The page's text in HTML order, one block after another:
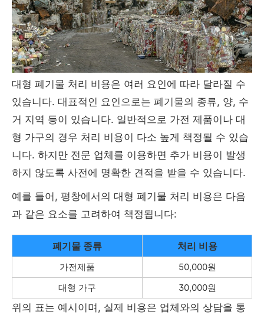
대형 폐기물 처리 비용은 여러 요인에 따라 달라질 수
있습니다. 대표적인 요인으로는 폐기물의 종류, 양, 수
거 지역 등이 있습니다. 일반적으로 가전 제품이나 대
형 가구의 경우 처리 비용이 다소 높게 책정될 수 있습
니다. 하지만 전문 업체를 이용하면 추가 비용이 발생
하지 않도록 사전에 명확한 견적을 받을 수 있습니다.
예를 들어, 평창에서의 대형 폐기물 처리 비용은 다음
과 같은 요소를 고려하여 책정됩니다:
폐기물 종류 처리 비용
가전제품
50,000원
대형 가구
30,000원
위의 표는 예시이며, 실제 비용은 업체와의 상담을 통